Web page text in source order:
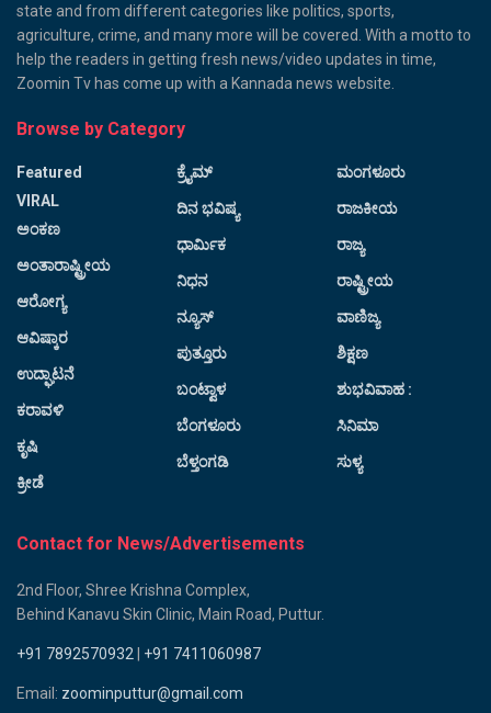
state and from different categories like politics, sports,
agriculture, crime, and many more will be covered. With a motto to
help the readers in getting fresh news/video updates in time,
Zoomin Tv has come up with a Kannada news website.
Browse by Category
Featured
VIRAL
ಅಂಕಣ
ಅಂತಾರಾಷ್ಟ್ರೀಯ
ಆರೋಗ್ಯ
ಆವಿಷ್ಕಾರ
ಉದ್ಘಾಟನೆ
ಕರಾವಳಿ
ಕೃಷಿ
ಕ್ರೀಡೆ
ಕ್ರೈಮ್
ದಿನ ಭವಿಷ್ಯ
ಧಾರ್ಮಿಕ
ನಿಧನ
ನ್ಯೂಸ್
ಪುತ್ತೂರು
ಬಂಟ್ವಾಳ
ಬೆಂಗಳೂರು
ಬೆಳ್ತಂಗಡಿ
ಮಂಗಳೂರು
ರಾಜಕೀಯ
ರಾಜ್ಯ
ರಾಷ್ಟ್ರೀಯ
ವಾಣಿಜ್ಯ
ಶಿಕ್ಷಣ
ಶುಭವಿವಾಹ :
ಸಿನಿಮಾ
ಸುಳ್ಯ
Contact for News/Advertisements
2nd Floor, Shree Krishna Complex,
Behind Kanavu Skin Clinic, Main Road, Puttur.
+91 7892570932 +91 7411060987
Email: zoominputtur@gmail.com